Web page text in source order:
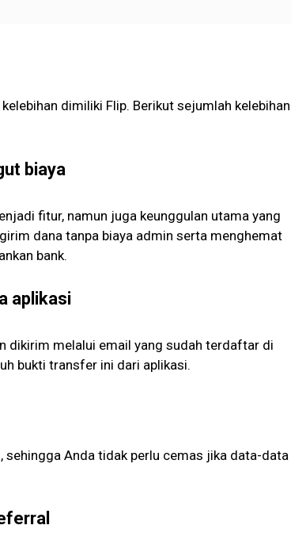
dimiliki Flip. Berikut sejumlah kelebihan
biaya
fitur, namun juga keunggulan utama yang
dana tanpa biaya admin serta menghemat
bank.
aplikasi
dikirim melalui email yang sudah terdaftar di
bukti transfer ini dari aplikasi.
Anda tidak perlu cemas jika data-data